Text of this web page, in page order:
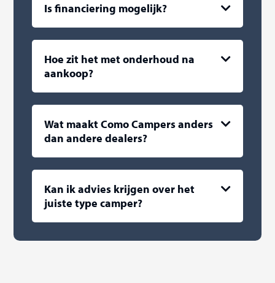
Is financiering mogelijk?
Hoe zit het met onderhoud na
aankoop?
Wat maakt Como Campers anders
dan andere dealers?
Kan ik advies krijgen over het
juiste type camper?